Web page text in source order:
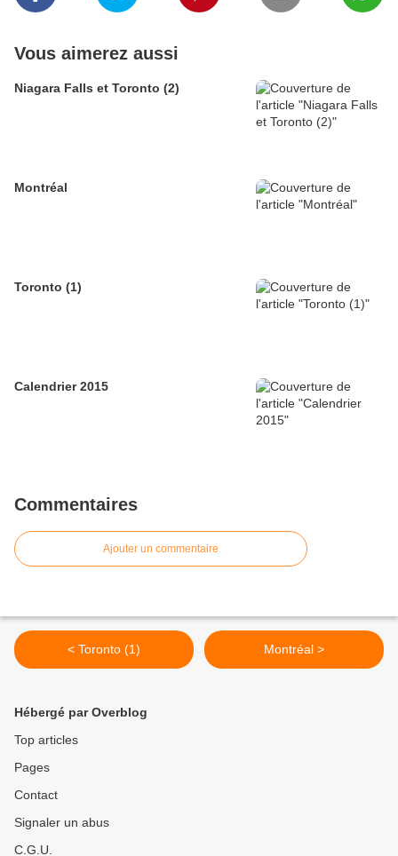
Vous aimerez aussi
Niagara Falls et Toronto (2)
Montréal
Toronto (1)
Calendrier 2015
Commentaires
Ajouter un commentaire
< Toronto (1) Montréal >
Hébergé par Overblog
Top articles
Pages
Contact
Signaler un abus
C.G.U.